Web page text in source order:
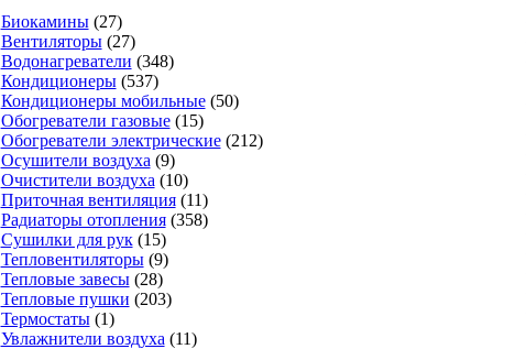
Биокамины (27)
Вентиляторы (27)
Водонагреватели (348)
Кондиционеры (537)
Кондиционеры мобильные (50)
Обогреватели газовые (15)
Обогреватели электрические (212)
Осушители воздуха (9)
Очистители воздуха (10)
Приточная вентиляция (11)
Радиаторы отопления (358)
Сушилки для рук (15)
Тепловентиляторы (9)
Тепловые завесы (28)
Тепловые пушки (203)
Термостаты (1)
Увлажнители воздуха (11)